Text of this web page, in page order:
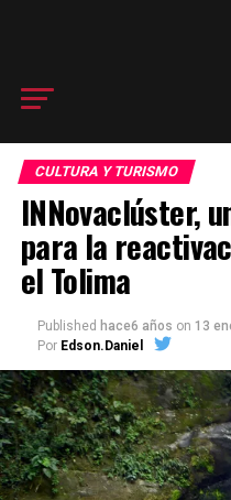
CULTURA Y TURISMO
INNovaclúster,
para la
el Tolima
Published hace6 años on 13
Por Edson.Daniel